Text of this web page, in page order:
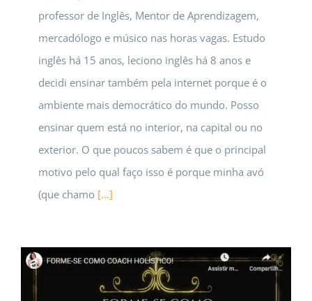
professor de Inglês, Mentor de Aprendizagem,
mercadólogo e músico nas horas vagas. Estudo
inglês há 15 anos, leciono inglês há 8 anos e
decidi ensinar também pela internet porque é o
ambiente mais democrático do mundo. Posso
ensinar quem está no interior, na capital ou no
exterior. O que poucos sabem é que o principal
motivo pelo qual faço isso é porque minha avó
(que chamo [...]